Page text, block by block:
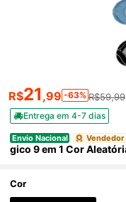
R$21 ,99 -63% R$59,99
Entrega em 4-7 dias
Envio Nacional
gico 9 em 1 Cor
Cor